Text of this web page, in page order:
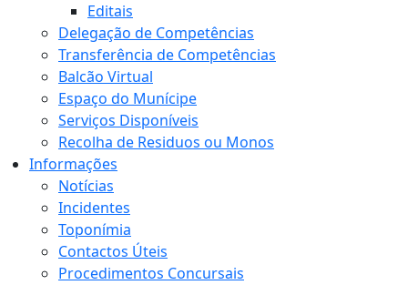
Editais
Delegação de Competências
Transferência de Competências
Balcão Virtual
Espaço do Munícipe
Serviços Disponíveis
Recolha de Residuos ou Monos
Informações
Notícias
Incidentes
Toponímia
Contactos Úteis
Procedimentos Concursais